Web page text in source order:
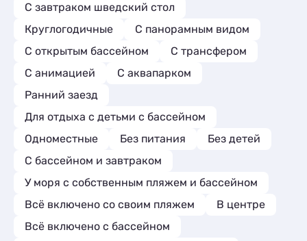
С завтраком шведский стол
Круглогодичные
С панорамным видом
С открытым бассейном
С трансфером
С анимацией
С аквапарком
Ранний заезд
Для отдыха с детьми с бассейном
Одноместные
Без питания
Без детей
С бассейном и завтраком
У моря с собственным пляжем и бассейном
Всё включено со своим пляжем
В центре
Всё включено с бассейном